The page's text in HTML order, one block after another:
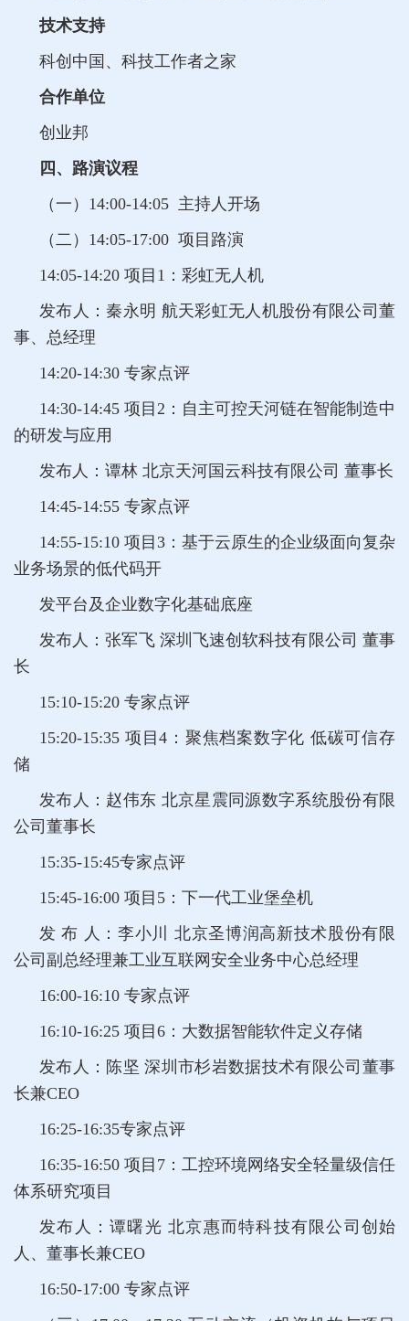
技术支持
科创中国、科技工作者之家
合作单位
创业邦
四、路演议程
（一）14:00-14:05 主持人开场
（二）14:05-17:00 项目路演
14:05-14:20 项目1：彩虹无人机
发布人：秦永明 航天彩虹无人机股份有限公司董
事、总经理
14:20-14:30 专家点评
14:30-14:45 项目2：自主可控天河链在智能制造中
的研发与应用
发布人：谭林 北京天河国云科技有限公司 董事长
14:45-14:55 专家点评
14:55-15:10 项目3：基于云原生的企业级面向复杂
业务场景的低代码开
发平台及企业数字化基础底座
发布人：张军飞 深圳飞速创软科技有限公司 董事
长
15:10-15:20 专家点评
15:20-15:35 项目4：聚焦档案数字化 低碳可信存
储
发布人：赵伟东 北京星震同源数字系统股份有限
公司董事长
15:35-15:45专家点评
15:45-16:00 项目5：下一代工业堡垒机
发 布 人：李小川 北京圣博润高新技术股份有限
公司副总经理兼工业互联网安全业务中心总经理
16:00-16:10 专家点评
16:10-16:25 项目6：大数据智能软件定义存储
发布人：陈坚 深圳市杉岩数据技术有限公司董事
长兼CEO
16:25-16:35专家点评
16:35-16:50 项目7：工控环境网络安全轻量级信任
体系研究项目
发布人：谭曙光 北京惠而特科技有限公司创始
人、董事长兼CEO
16:50-17:00 专家点评